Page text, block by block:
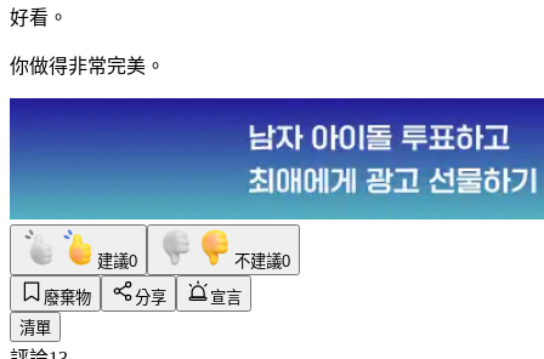
好看。
你做得非常完美。
建議0 不建議0
廢棄物
分享
宣言
清單